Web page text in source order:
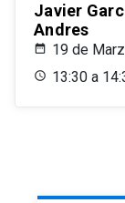
Javier
Andres
19 de
13:30 a